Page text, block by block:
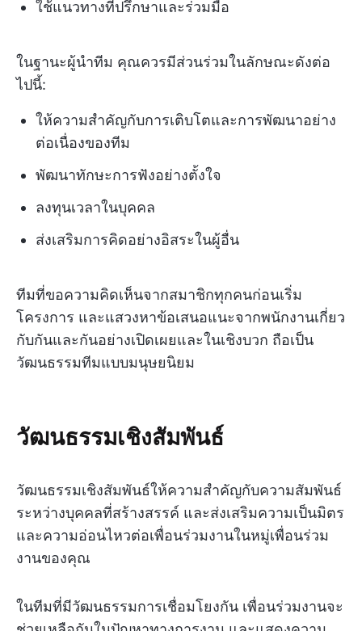
ใช้แนวทางที่ปรึกษาและร่วมมือ
ในฐานะผู้นำทีม คุณควรมีส่วนร่วมในลักษณะดังต่อ
ไปนี้:
ให้ความสำคัญกับการเติบโตและการพัฒนาอย่าง
ต่อเนื่องของทีม
พัฒนาทักษะการฟังอย่างตั้งใจ
ลงทุนเวลาในบุคคล
ส่งเสริมการคิดอย่างอิสระในผู้อื่น
ทีมที่ขอความคิดเห็นจากสมาชิกทุกคนก่อนเริ่ม
โครงการ และแสวงหาข้อเสนอแนะจากพนักงานเกี่ยว
กับกันและกันอย่างเปิดเผยและในเชิงบวก ถือเป็น
วัฒนธรรมทีมแบบมนุษยนิยม
วัฒนธรรมเชิงสัมพันธ์
วัฒนธรรมเชิงสัมพันธ์ให้ความสำคัญกับความสัมพันธ์
ระหว่างบุคคลที่สร้างสรรค์ และส่งเสริมความเป็นมิตร
และความอ่อนไหวต่อเพื่อนร่วมงานในหมู่เพื่อนร่วม
งานของคุณ
ในทีมที่มีวัฒนธรรมการเชื่อมโยงกัน เพื่อนร่วมงานจะ